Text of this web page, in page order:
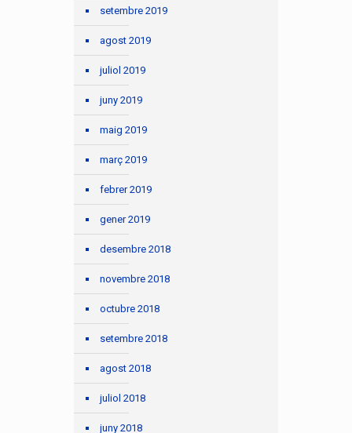
setembre 2019
agost 2019
juliol 2019
juny 2019
maig 2019
març 2019
febrer 2019
gener 2019
desembre 2018
novembre 2018
octubre 2018
setembre 2018
agost 2018
juliol 2018
juny 2018